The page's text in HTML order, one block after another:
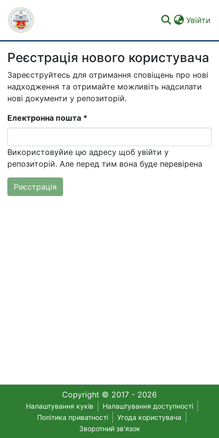
Увійти
Фонди та зібрання
Пошук за критеріями
Реєстрація нового користувача
Зареєструйтесь для отримання сповіщень про нові
надходження та отримайте можливіть надсилати
нові документи у репозиторій.
Електронна пошта *
Використовуйие цю адресу щоб увійти у
репозиторій. Але перед тим вона буде перевірена
Реєстрація
Copyright © 2017 - 2026
Налаштування куків
Налаштування доступності
Політика приватності
Угода користувача
Зворотний зв'язок